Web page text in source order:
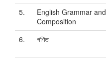
5.
English Grammar and
Composition
6.
গণিত